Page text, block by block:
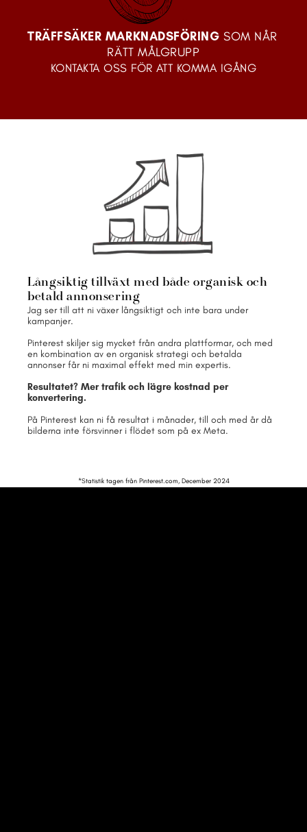
TRÄFFSÄKER MARKNADSFÖRING SOM NÅR
RÄTT MÅLGRUPP
KONTAKTA OSS FÖR ATT KOMMA IGÅNG
Långsiktig tillväxt med både organisk och
betald annonsering
Jag ser till att ni växer långsiktigt och inte bara under
kampanjer.
Pinterest skiljer sig mycket från andra plattformar, och med
en kombination av en organisk strategi och betalda
annonser får ni maximal effekt med min expertis.
Resultatet? Mer trafik och lägre kostnad per
konvertering.
På Pinterest kan ni få resultat i månader, till och med år då
bilderna inte försvinner i flödet som på ex Meta.
*Statistik tagen från Pinterest.com, December 2024